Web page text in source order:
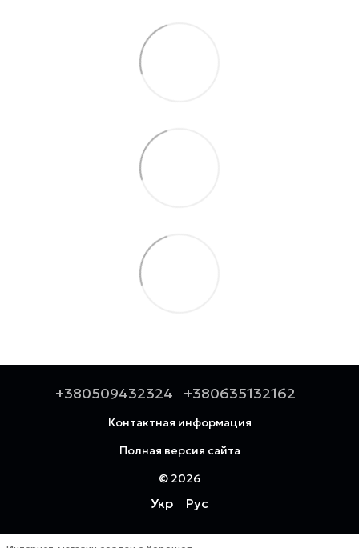
+380509432324 +380635132162
Контактная информация
Полная версия сайта
© 2026
Укр Рус